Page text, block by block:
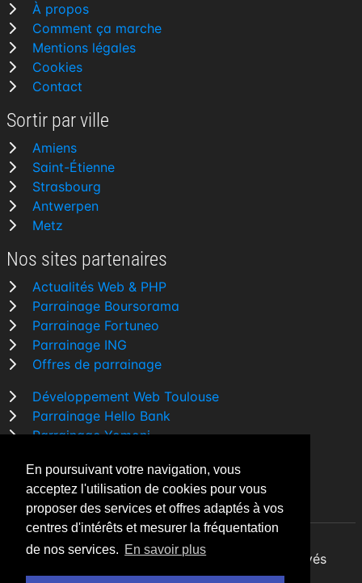
En poursuivant votre navigation, vous
acceptez l'utilisation de cookies pour vous
proposer des services et offres adaptés à vos
centres d'intérêts et mesurer la fréquentation
de nos services. En savoir plus
À propos
Comment ça marche
Mentions légales
Cookies
Contact
Sortir par ville
Amiens
Saint-Étienne
Strasbourg
Antwerpen
Metz
Nos sites partenaires
Actualités Web & PHP
Parrainage Boursorama
Parrainage Fortuneo
Parrainage ING
Offres de parrainage
Développement Web Toulouse
Parrainage Hello Bank
Parrainage Yomoni
Comparatif banque
By Night v5.7.3| © 2026 - Tous droits réservés